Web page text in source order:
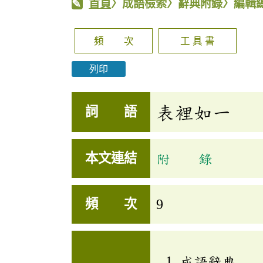
首頁〉成語檢索〉辭典附錄〉編輯
頻 次 工 具 書
列印
詞 語 表裡如一
本文連結 附 錄
頻 次 9